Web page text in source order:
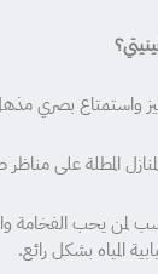
واستمتاع بصري
المطلة على
لمن يحب الفخامة
المياه بشكل رائع.